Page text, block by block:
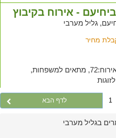
- אירוח בקיבוץ
גליל מערבי
מחיר
יחידות אירוח:72, מתאים למשפחות,
1 לדף הבא
בגליל מערבי